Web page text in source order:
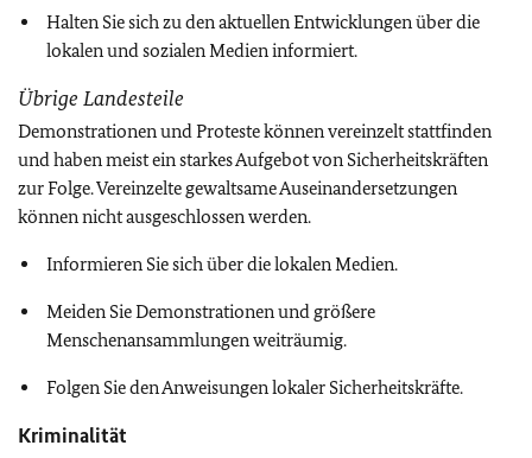
Halten Sie sich zu den aktuellen Entwicklungen über die
lokalen und sozialen Medien informiert.
Übrige Landesteile
Demonstrationen und Proteste können vereinzelt stattfinden
und haben meist ein starkes Aufgebot von Sicherheitskräften
zur Folge. Vereinzelte gewaltsame Auseinandersetzungen
können nicht ausgeschlossen werden.
Informieren Sie sich über die lokalen Medien.
Meiden Sie Demonstrationen und größere
Menschenansammlungen weiträumig.
Folgen Sie den Anweisungen lokaler Sicherheitskräfte.
Kriminalität